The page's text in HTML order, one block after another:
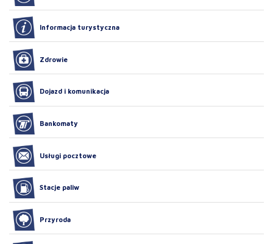
Informacja turystyczna
Zdrowie
Dojazd i komunikacja
Bankomaty
Usługi pocztowe
Stacje paliw
Przyroda